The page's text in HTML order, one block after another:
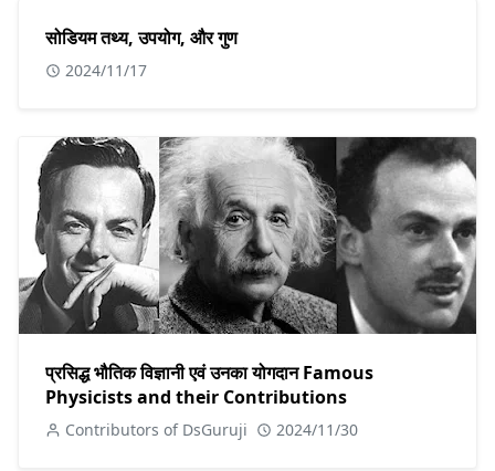
सोडियम तथ्य, उपयोग, और गुण
2024/11/17
प्रसिद्ध भौतिक विज्ञानी एवं उनका योगदान Famous
Physicists and their Contributions
Contributors of DsGuruji 2024/11/30